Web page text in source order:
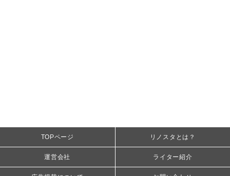
TOPページ リノスタとは？
運営会社 ライター紹介